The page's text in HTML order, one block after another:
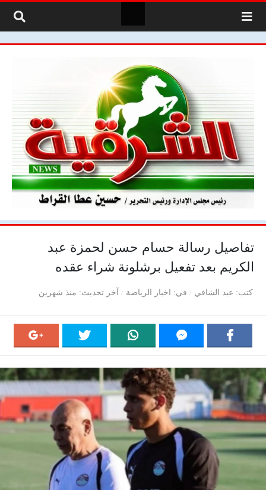
تفاصيل رسالة حسام حسن لحمزة عبد
الكريم بعد تفعيل برشلونة شراء عقده
كتب عبد الشافي في اخبار الرياضة آخر تحديث منذ شهرين